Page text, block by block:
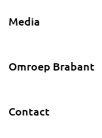
Media
Omroep Brabant
Contact